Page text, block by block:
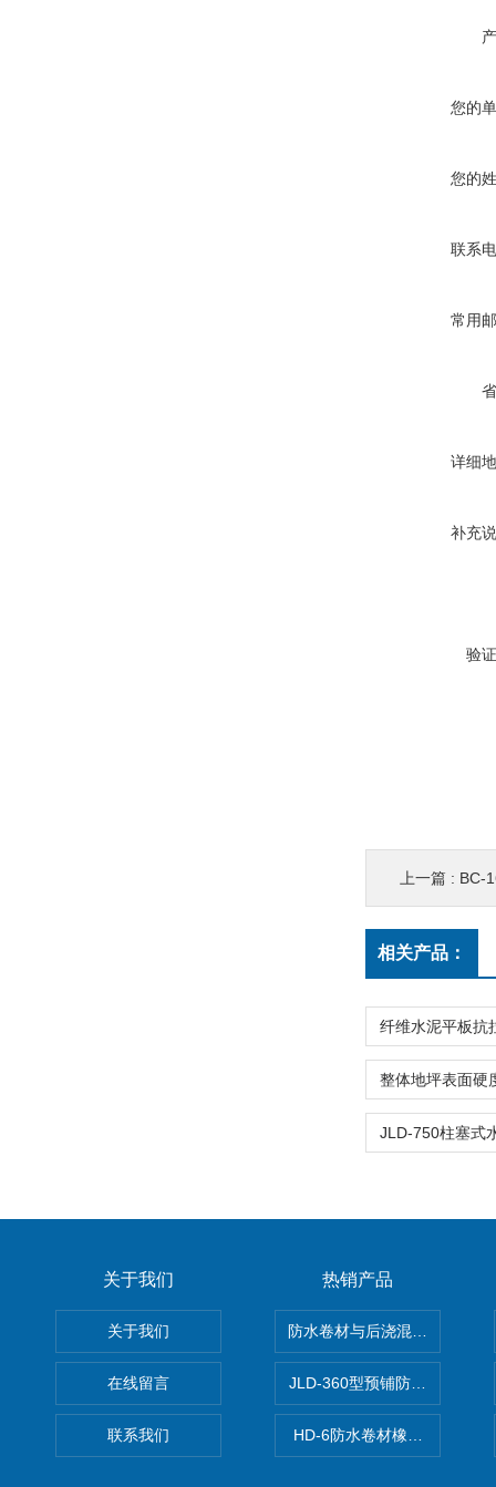
您的
您的
联系
常用
详细
补充
验
上一篇 : BC-
相关产品：
关于我们
关于我们
在线留言
联系我们
热销产品
防水卷材与后浇混凝土剥离强
JLD-360型预铺防水卷材抗冲
HD-6防水卷材橡胶测厚仪